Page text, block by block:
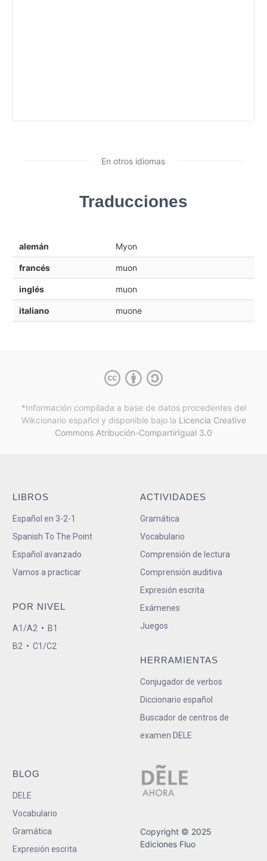
En otros idiomas
Traducciones
alemán Myon
francés muon
inglés muon
italiano muone
*Información compilada a base de datos procedentes del
Wikcionario español y disponible bajo la Licencia Creative
Commons Atribución-CompartirIgual 3.0
LIBROS
Español en 3-2-1
Spanish To The Point
Español avanzado
Vamos a practicar
POR NIVEL
A1/A2 • B1
B2 • C1/C2
ACTIVIDADES
Gramática
Vocabulario
Comprensión de lectura
Comprensión auditiva
Expresión escrita
Exámenes
Juegos
HERRAMIENTAS
Conjugador de verbos
Diccionario español
Buscador de centros de
examen DELE
BLOG
DELE
Vocabulario
Gramática
Expresión escrita
Copyright © 2025
Ediciones Fluo